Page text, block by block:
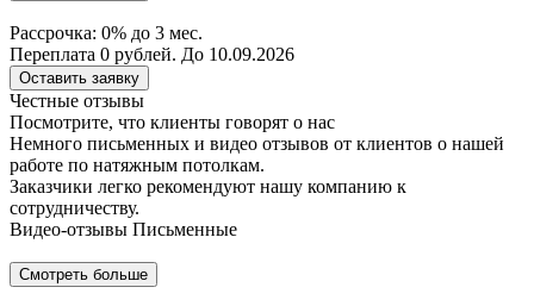
Рассрочка: 0% до 3 мес.
Переплата 0 рублей. До 10.09.2026
Оставить заявку
Честные отзывы
Посмотрите, что клиенты говорят о нас
Немного письменных и видео отзывов от клиентов о нашей
работе по натяжным потолкам.
Заказчики легко рекомендуют нашу компанию к
сотрудничеству.
Видео-отзывы Письменные
Смотреть больше